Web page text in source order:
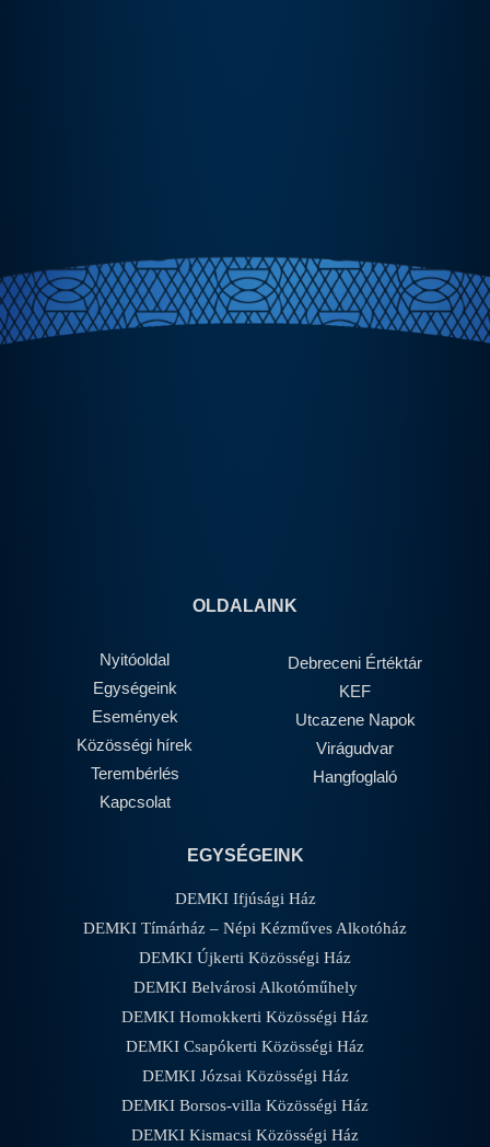
OLDALAINK
Nyitóoldal
Egységeink
Események
Közösségi hírek
Terembérlés
Kapcsolat
Debreceni Értéktár
KEF
Utcazene Napok
Virágudvar
Hangfoglaló
EGYSÉGEINK
DEMKI Ifjúsági Ház
DEMKI Tímárház – Népi Kézműves Alkotóház
DEMKI Újkerti Közösségi Ház
DEMKI Belvárosi Alkotóműhely
DEMKI Homokkerti Közösségi Ház
DEMKI Csapókerti Közösségi Ház
DEMKI Józsai Közösségi Ház
DEMKI Borsos-villa Közösségi Ház
DEMKI Kismacsi Közösségi Ház